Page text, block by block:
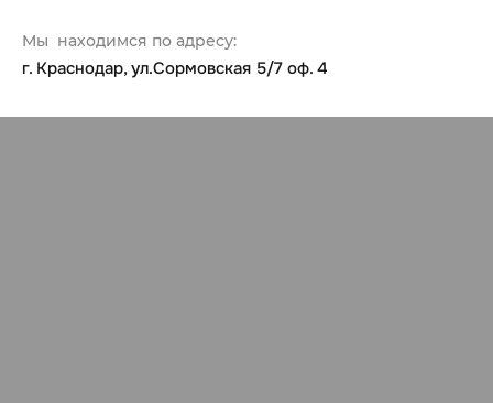
Мы находимся по адресу:
г. Краснодар, ул.Сормовская 5/7 оф. 4